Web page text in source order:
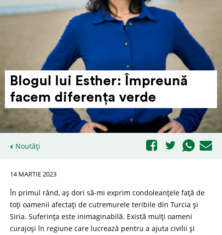
Blogul lui Esther: Împreună
facem diferența verde
Noutăți
14 MARTIE 2023
În primul rând, aș dori să-mi exprim condoleanțele față de
toți oamenii afectați de cutremurele teribile din Turcia și
Siria. Suferința este inimaginabilă. Există mulți oameni
curajoși în regiune care lucrează pentru a ajuta civilii și